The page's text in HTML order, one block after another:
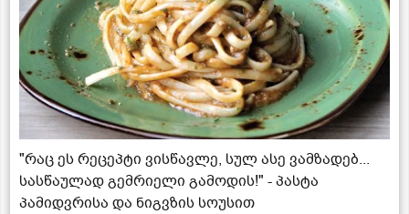
"რაც ეს რეცეპტი ვისწავლე, სულ ასე ვამზადებ...
სასწაულად გემრიელი გამოდის!" - პასტა
პამიდვრისა და ნიგვზის სოუსით